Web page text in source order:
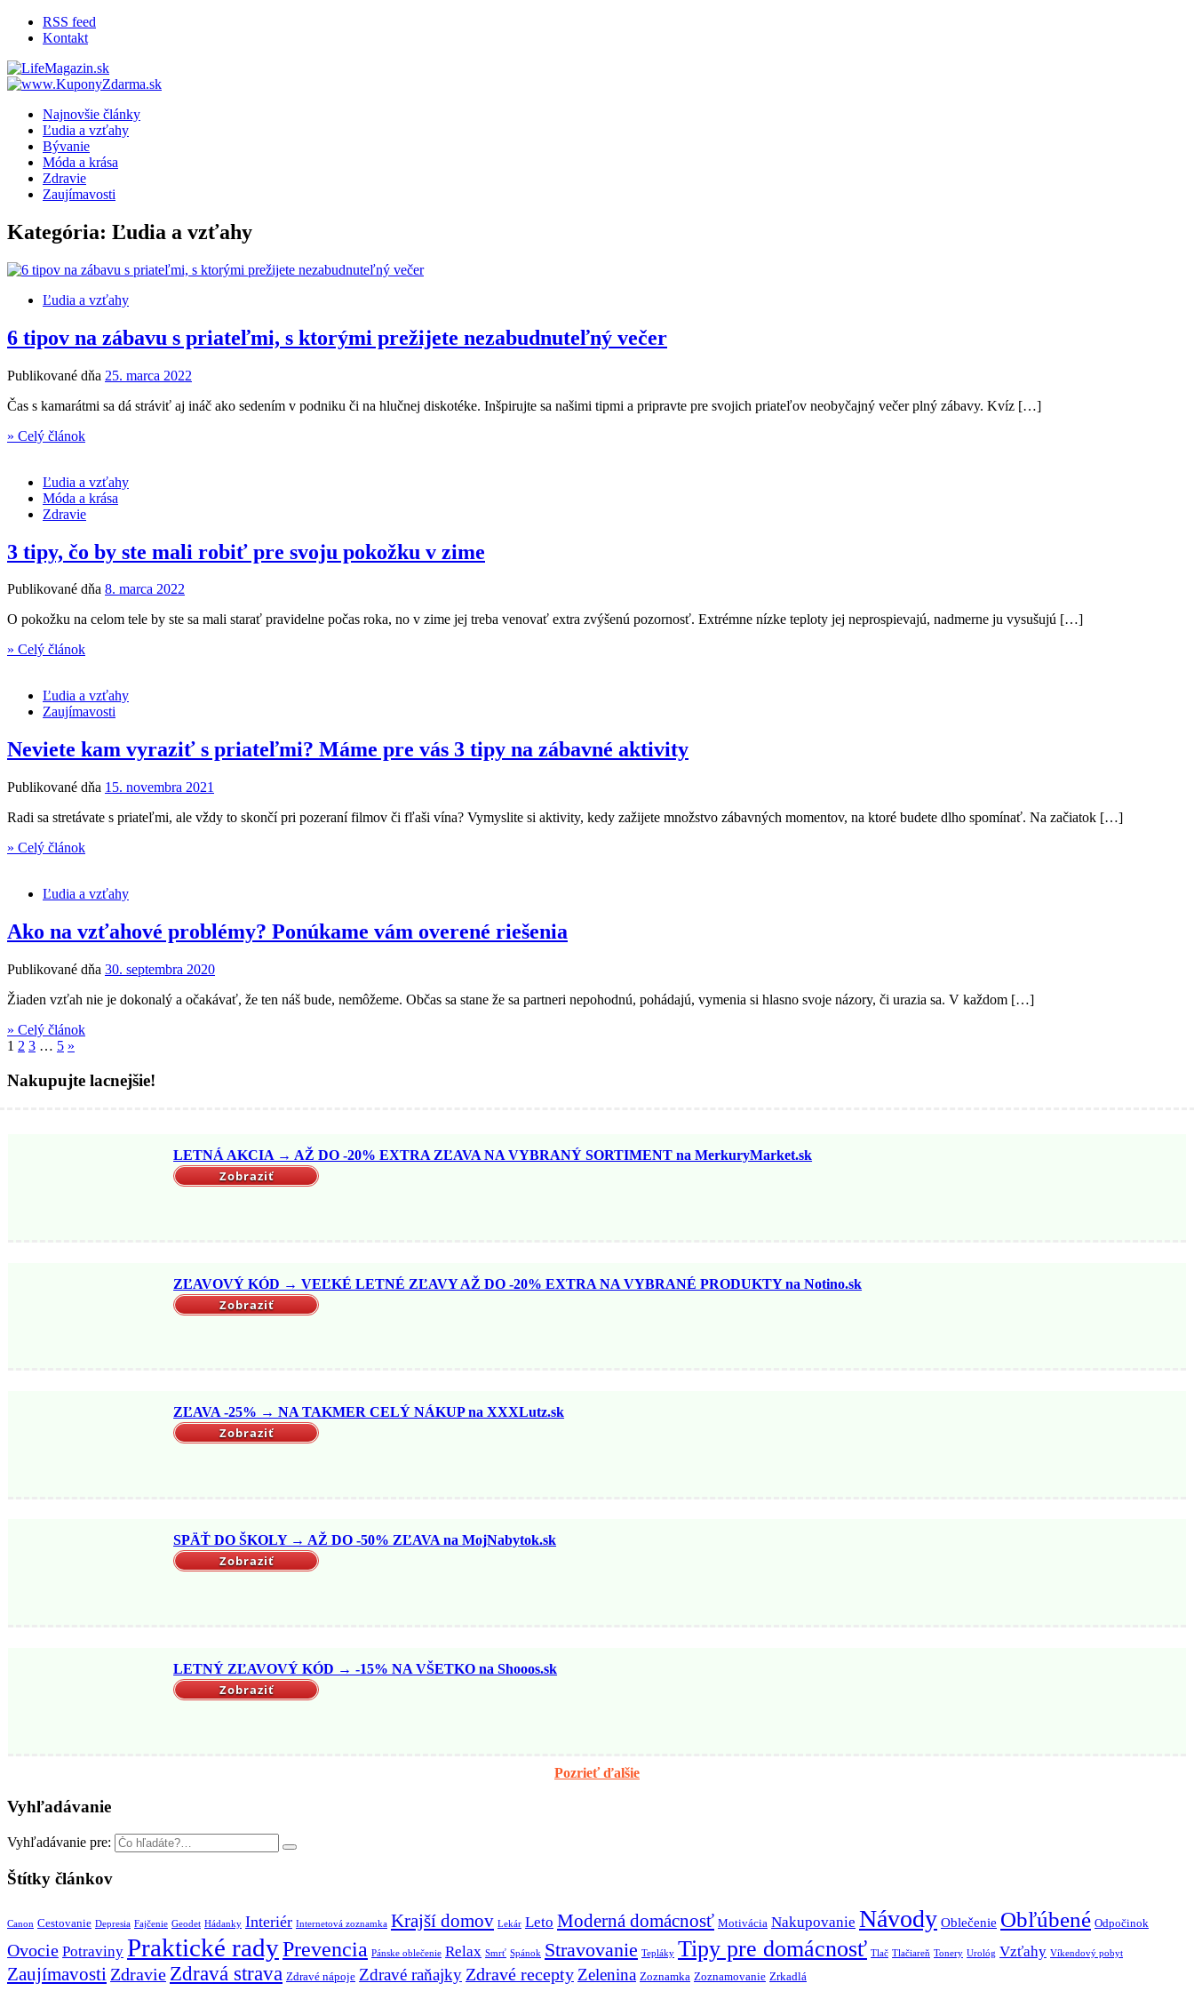
RSS feed
Kontakt
Najnovšie články
Ľudia a vzťahy
Bývanie
Móda a krása
Zdravie
Zaujímavosti
Kategória: Ľudia a vzťahy
Ľudia a vzťahy
6 tipov na zábavu s priateľmi, s ktorými prežijete nezabudnuteľný večer
Publikované dňa 25. marca 2022
Čas s kamarátmi sa dá stráviť aj ináč ako sedením v podniku či na hlučnej diskotéke. Inšpirujte sa našimi tipmi a pripravte pre svojich priateľov neobyčajný večer plný zábavy. Kvíz […]
» Celý článok
Ľudia a vzťahy
Móda a krása
Zdravie
3 tipy, čo by ste mali robiť pre svoju pokožku v zime
Publikované dňa 8. marca 2022
O pokožku na celom tele by ste sa mali starať pravidelne počas roka, no v zime jej treba venovať extra zvýšenú pozornosť. Extrémne nízke teploty jej neprospievajú, nadmerne ju vysušujú […]
» Celý článok
Ľudia a vzťahy
Zaujímavosti
Neviete kam vyraziť s priateľmi? Máme pre vás 3 tipy na zábavné aktivity
Publikované dňa 15. novembra 2021
Radi sa stretávate s priateľmi, ale vždy to skončí pri pozeraní filmov či fľaši vína? Vymyslite si aktivity, kedy zažijete množstvo zábavných momentov, na ktoré budete dlho spomínať. Na začiatok […]
» Celý článok
Ľudia a vzťahy
Ako na vzťahové problémy? Ponúkame vám overené riešenia
Publikované dňa 30. septembra 2020
Žiaden vzťah nie je dokonalý a očakávať, že ten náš bude, nemôžeme. Občas sa stane že sa partneri nepohodnú, pohádajú, vymenia si hlasno svoje názory, či urazia sa. V každom […]
» Celý článok
1 2 3 … 5 »
Nakupujte lacnejšie!
LETNÁ AKCIA → AŽ DO -20% EXTRA ZĽAVA NA VYBRANÝ SORTIMENT na MerkuryMarket.sk
Zobraziť
ZĽAVOVÝ KÓD → VEĽKÉ LETNÉ ZĽAVY AŽ DO -20% EXTRA NA VYBRANÉ PRODUKTY na Notino.sk
Zobraziť
ZĽAVA -25% → NA TAKMER CELÝ NÁKUP na XXXLutz.sk
Zobraziť
SPÄŤ DO ŠKOLY → AŽ DO -50% ZĽAVA na MojNabytok.sk
Zobraziť
LETNÝ ZĽAVOVÝ KÓD → -15% NA VŠETKO na Shooos.sk
Zobraziť
Pozrieť ďalšie
Vyhľadávanie
Vyhľadávanie pre:
Štítky článkov
Canon Cestovanie Depresia Fajčenie Geodet Hádanky Interiér Internetová zoznamka Krajší domov Lekár Leto Moderná domácnosť Motivácia Nakupovanie Návody Oblečenie Obľúbené Odpočinok
Ovocie Potraviny Praktické radyPrevencia Pánske oblečenie Relax Smrť Spánok Stravovanie Tepláky Tipy pre domácnosť Tlač Tlačiareň Tonery Urológ Vzťahy Víkendový pobyt
Zaujímavosti Zdravie Zdravá strava Zdravé nápoje Zdravé raňajky Zdravé recepty Zelenina Zoznamka Zoznamovanie Zrkadlá